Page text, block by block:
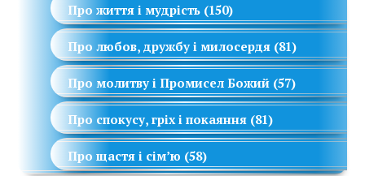
Про життя і мудрість (150)
Про любов, дружбу і милосердя (81)
Про молитву і Промисел Божий (57)
Про спокусу, гріх і покаяння (81)
Про щастя і сім’ю (58)